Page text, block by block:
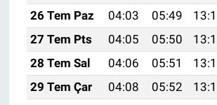
26 Tem Paz
04:03 05:49
27 Tem Pts
04:05 05:50
28 Tem Sal
04:06 05:51
29 Tem Çar
04:08 05:52